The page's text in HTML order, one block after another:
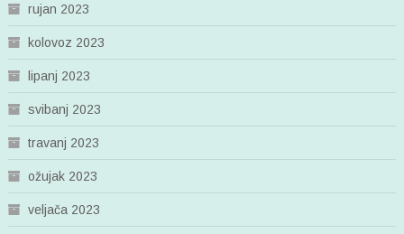
rujan 2023
kolovoz 2023
lipanj 2023
svibanj 2023
travanj 2023
ožujak 2023
veljača 2023